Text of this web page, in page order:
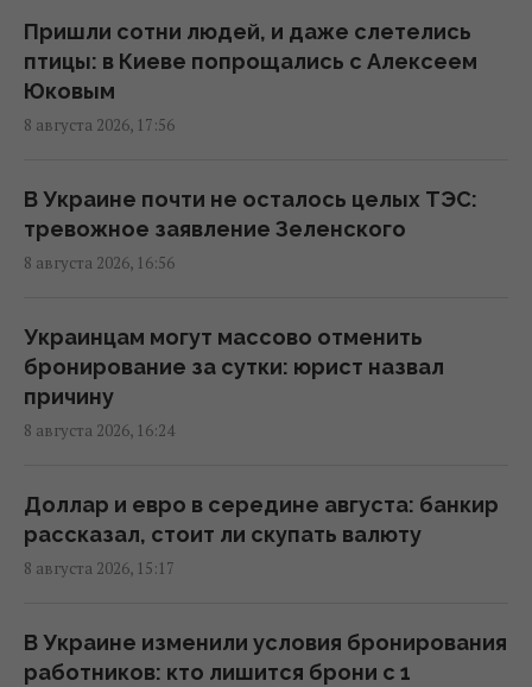
Зеленский: Украинская оборонка может
удвоить объемы производства, но есть
условие
Избрание судей МУС: что случилось с
кандидатом от Украины
Россия уничтожает украинское сельское
хозяйство и саму природу Украины, –
Forbes
Вучич заявил, что не видит путей для
скорейшего завершения войны в Украине
В Кировоградской области разбился
Пришли сотни людей, и даже слетелись
птицы: в Киеве попрощались с Алексеем
Юковым
8 августа 2026, 17:56
В Украине почти не осталось целых ТЭС:
тревожное заявление Зеленского
8 августа 2026, 16:56
Украинцам могут массово отменить
бронирование за сутки: юрист назвал
причину
8 августа 2026, 16:24
Доллар и евро в середине августа: банкир
рассказал, стоит ли скупать валюту
8 августа 2026, 15:17
В Украине изменили условия бронирования
работников: кто лишится брони с 1